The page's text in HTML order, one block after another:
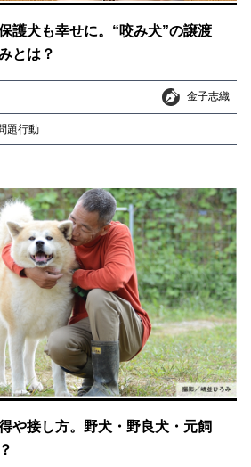
護犬も幸せに。“咬み犬”の譲渡
とは？
金子志織
金子志織
題行動
や接し方。野犬・野良犬・元飼